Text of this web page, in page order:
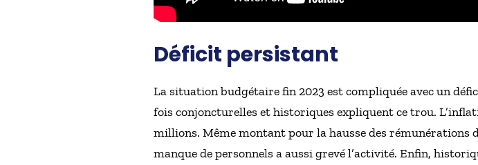
Déficit persistant
La situation budgétaire fin 2023 est compliquée avec un
fois conjoncturelles et historiques expliquent ce trou.
millions. Même montant pour la hausse des rémunérations
manque de personnels a aussi grevé l’activité. Enfin,